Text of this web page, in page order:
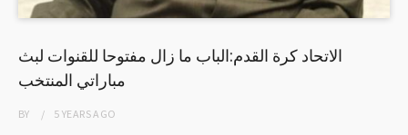
الاتحاد كرة القدم:الباب ما زال مفتوحا للقنوات لبث
مباراتي المنتخب
BY 5 YEARSAGO